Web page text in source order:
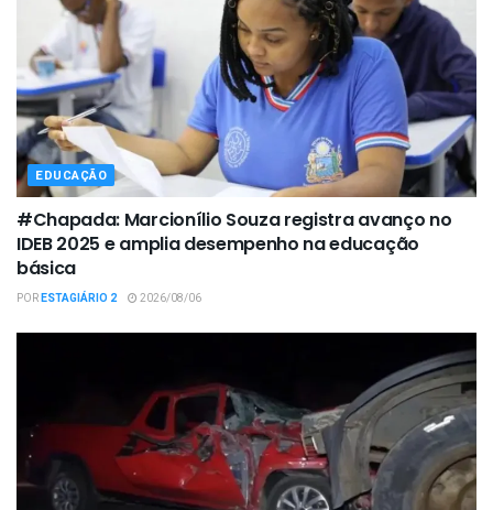
EDUCAÇÃO
#Chapada: Marcionílio Souza registra avanço no
IDEB 2025 e amplia desempenho na educação
básica
PORESTAGIÁRIO 2 2026/08/06